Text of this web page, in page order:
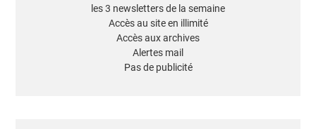
les 3 newsletters de la semaine
Accès au site en illimité
Accès aux archives
Alertes mail
Pas de publicité